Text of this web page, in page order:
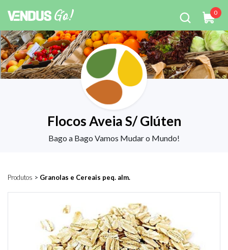
0
Flocos Aveia S/ Glúten
Bago a Bago Vamos Mudar o Mundo!
Produtos > Granolas e Cereais peq. alm.